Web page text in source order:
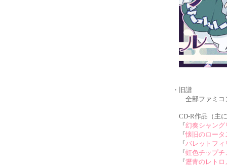
・旧譜
全部ファミコ
CD-R作品（主
『幻奏シャング
『懐旧のロータ
『バレットフ
『虹色チップチ
『瀝青のレトロ